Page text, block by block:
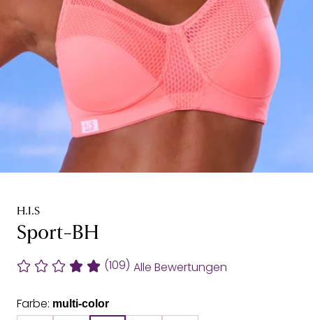
H.I.S
Sport-BH
(109) Alle Bewertungen
Farbe: multi-color